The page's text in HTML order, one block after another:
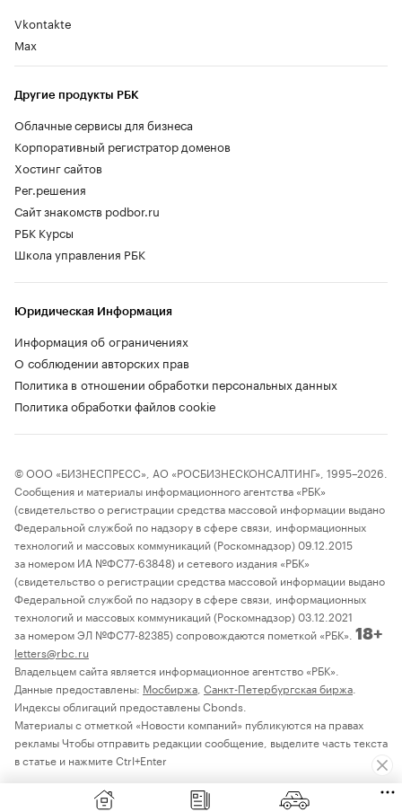
Vkontakte
Max
Другие продукты РБК
Облачные сервисы для бизнеса
Корпоративный регистратор доменов
Хостинг сайтов
Рег.решения
Сайт знакомств podbor.ru
РБК Курсы
Школа управления РБК
Юридическая Информация
Информация об ограничениях
О соблюдении авторских прав
Политика в отношении обработки персональных данных
Политика обработки файлов cookie
© ООО «БИЗНЕСПРЕСС», АО «РОСБИЗНЕСКОНСАЛТИНГ», 1995–2026.
Сообщения и материалы информационного агентства «РБК»
(свидетельство о регистрации средства массовой информации выдано
Федеральной службой по надзору в сфере связи, информационных
технологий и массовых коммуникаций (Роскомнадзор) 09.12.2015
за номером ИА №ФС77-63848) и сетевого издания «РБК»
(свидетельство о регистрации средства массовой информации выдано
Федеральной службой по надзору в сфере связи, информационных
технологий и массовых коммуникаций (Роскомнадзор) 03.12.2021
за номером ЭЛ №ФС77-82385) сопровождаются пометкой «РБК». 18+
letters@rbc.ru
Владельцем сайта является информационное агентство «РБК».
Данные предоставлены: Мосбиржа Санкт-Петербургская биржа
Индексы облигаций предоставлены Cbonds.
Материалы с отметкой «Новости компаний» публикуются на правах
рекламы Чтобы отправить редакции сообщение, выделите часть текста
в статье и нажмите Ctrl+Enter